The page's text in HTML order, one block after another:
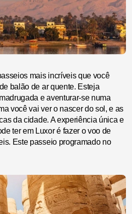
mais incríveis que você
balão de ar quente. Esteja
e aventurar-se numa
você vai ver o nascer do sol, e as
da cidade. A experiência única e
ter em Luxor é fazer o voo de
Este passeio programado no